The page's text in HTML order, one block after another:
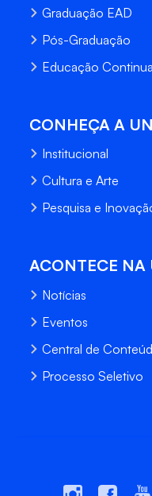
Graduação EAD
Pós-Graduação
Educação
CONHEÇA A
Institucional
Cultura e Arte
Pesquisa e
ACONTECE NA
Notícias
Eventos
Central de
Processo Seletivo